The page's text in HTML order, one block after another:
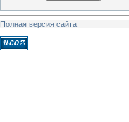
Полная версия сайта